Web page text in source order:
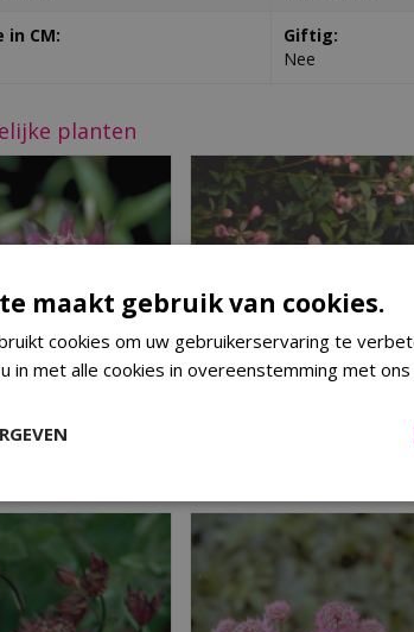
in CM:
Giftig:
Nee
planten
major 'Hadspen
maakt gebruik van cookies.
cookies om uw gebruikerservaring te
in met alle cookies in overeenstemming met ons